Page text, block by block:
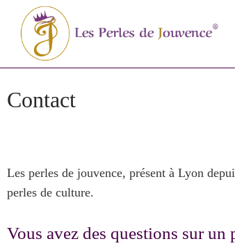
Contact
Les perles de jouvence, présent à Lyon
perles de culture.
Vous avez des questions sur